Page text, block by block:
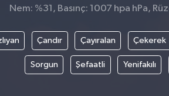
Nem: %31, Basınç: 1007 hpa hPa,
Çandır Çayıralan Çekerek
Sorgun Şefaatli Yenifakılı